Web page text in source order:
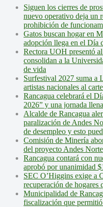
Siguen los cierres de
nuevo operativo deja un
prohibición de
Gatos buscan hogar en
adopción llega en el Día
Rectora UOH presentó
consolidan a la
de vida
Surfestival 2027 suma a
artistas nacionales al
Rancagua celebrará el
2026” y una jornada
Alcalde de Rancagua
paralización de Andes
de desempleo y esto
Comisión de Minería
del proyecto Andes
Rancagua contará con
aprobó por unanimidad
SEC O’Higgins exige a
recuperación de hogares
Municipalidad de
fiscalización que